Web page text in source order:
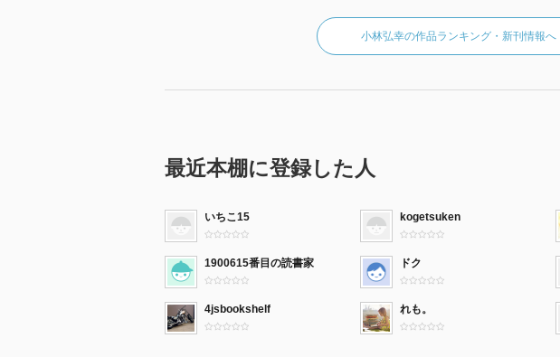
小林弘幸の作品ランキング・新刊情報へ
最近本棚に登録した人
いちこ15 kogetsuken
1900615番目の読書家 ドク
4jsbookshelf れも。